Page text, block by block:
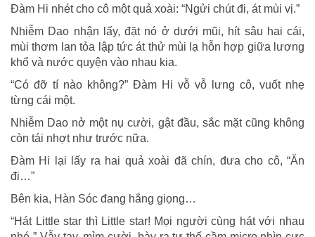
Đàm Hi nhét cho cô một quả xoài: “Ngửi chút đi, át mùi vị.”
Nhiễm Dao nhận lấy, đặt nó ở dưới mũi, hít sâu hai cái,
mùi thơm lan tỏa lập tức át thử mùi lạ hỗn hợp giữa lương
khổ và nước quyện vào nhau kia.
“Có đỡ tí nào không?” Đàm Hi vỗ vỗ lưng cô, vuốt nhẹ
từng cái một.
Nhiễm Dao nở một nụ cười, gật đầu, sắc mặt cũng không
còn tái nhợt như trước nữa.
Đàm Hi lại lấy ra hai quả xoài đã chín, đưa cho cô, “Ăn
đi…”
Bên kia, Hàn Sóc đang hắng giọng…
“Hát Little star thì Little star! Mọi người cùng hát với nhau